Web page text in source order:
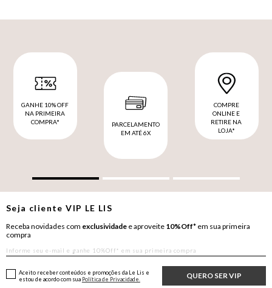
GANHE 10% OFF
NA PRIMEIRA
COMPRA*
PARCELAMENTO
EM ATÉ 6X
COMPRE
ONLINE E
RETIRE NA
LOJA*
Seja clienteVIP LE LIS
Receba novidades com exclusividade e aproveite 10%Off* em sua primeira
compra
QUERO SER VIP
Aceito receber conteúdos e promoções da Le Lis e
estou de acordo com sua Política de Privacidade.